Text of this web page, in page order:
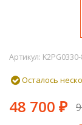
Артикул:
Осталось
48 700 ₽